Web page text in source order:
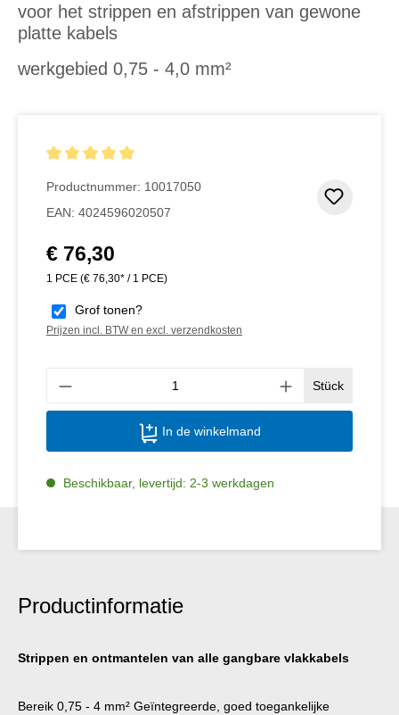
voor het strippen en afstrippen van gewone
platte kabels
werkgebied 0,75 - 4,0 mm²
Productnummer: 10017050
EAN: 4024596020507
Normale prijs:
€ 76,30
1 PCE (€ 76,30* / 1 PCE)
Grof tonen?
Prijzen incl. BTW en excl. verzendkosten
Stück
In de winkelmand
Beschikbaar, levertijd: 2-3 werkdagen
Productinformatie
Strippen en ontmantelen van alle gangbare vlakkabels
Bereik 0,75 - 4 mm² Geïntegreerde, goed toegankelijke